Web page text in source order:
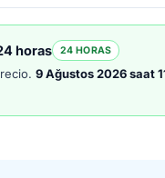
horas 24 HORAS
9 Ağustos 2026 saat